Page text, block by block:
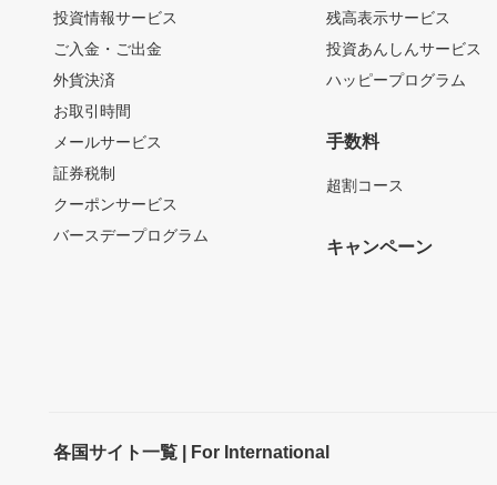
投資情報サービス
ご入金・ご出金
外貨決済
お取引時間
メールサービス
証券税制
クーポンサービス
バースデープログラム
残高表示サービス
投資あんしんサービス
ハッピープログラム
手数料
超割コース
キャンペーン
各国サイト一覧 | For International